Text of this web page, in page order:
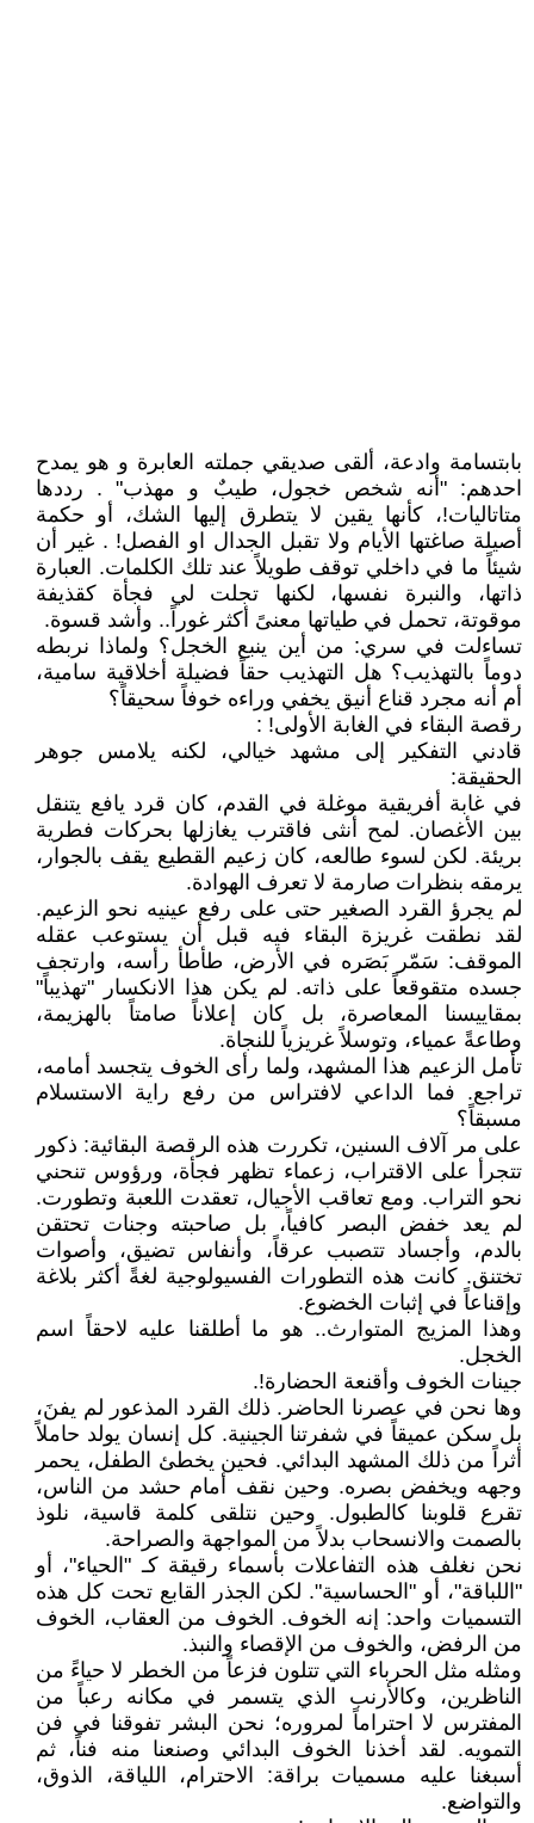
بابتسامة وادعة، ألقى صديقي جملته العابرة و هو يمدح
احدهم: "أنه شخص خجول، طيبٌ و مهذب" . رددها
متاتاليات!، كأنها يقين لا يتطرق إليها الشك، أو حكمة
أصيلة صاغتها الأيام ولا تقبل الجدال او الفصل! . غير أن
شيئاً ما في داخلي توقف طويلاً عند تلك الكلمات. العبارة
ذاتها، والنبرة نفسها، لكنها تجلت لي فجأة كقذيفة
موقوتة، تحمل في طياتها معنىً أكثر غوراً.. وأشد قسوة.
تساءلت في سري: من أين ينبع الخجل؟ ولماذا نربطه
دوماً بالتهذيب؟ هل التهذيب حقاً فضيلة أخلاقية سامية،
أم أنه مجرد قناع أنيق يخفي وراءه خوفاً سحيقاً؟
رقصة البقاء في الغابة الأولى! :
قادني التفكير إلى مشهد خيالي، لكنه يلامس جوهر
الحقيقة:
في غابة أفريقية موغلة في القدم، كان قرد يافع يتنقل
بين الأغصان. لمح أنثى فاقترب يغازلها بحركات فطرية
بريئة. لكن لسوء طالعه، كان زعيم القطيع يقف بالجوار،
يرمقه بنظرات صارمة لا تعرف الهوادة.
لم يجرؤ القرد الصغير حتى على رفع عينيه نحو الزعيم.
لقد نطقت غريزة البقاء فيه قبل أن يستوعب عقله
الموقف: سَمّر بَصَره في الأرض، طأطأ رأسه، وارتجف
جسده متقوقعاً على ذاته. لم يكن هذا الانكسار "تهذيباً"
بمقاييسنا المعاصرة، بل كان إعلاناً صامتاً بالهزيمة،
وطاعةً عمياء، وتوسلاً غريزياً للنجاة.
تأمل الزعيم هذا المشهد، ولما رأى الخوف يتجسد أمامه،
تراجع. فما الداعي لافتراس من رفع راية الاستسلام
مسبقاً؟
على مر آلاف السنين، تكررت هذه الرقصة البقائية: ذكور
تتجرأ على الاقتراب، زعماء تظهر فجأة، ورؤوس تنحني
نحو التراب. ومع تعاقب الأجيال، تعقدت اللعبة وتطورت.
لم يعد خفض البصر كافياً، بل صاحبته وجنات تحتقن
بالدم، وأجساد تتصبب عرقاً، وأنفاس تضيق، وأصوات
تختنق. كانت هذه التطورات الفسيولوجية لغةً أكثر بلاغة
وإقناعاً في إثبات الخضوع.
وهذا المزيج المتوارث.. هو ما أطلقنا عليه لاحقاً اسم
الخجل.
جينات الخوف وأقنعة الحضارة!.
وها نحن في عصرنا الحاضر. ذلك القرد المذعور لم يفنَ،
بل سكن عميقاً في شفرتنا الجينية. كل إنسان يولد حاملاً
أثراً من ذلك المشهد البدائي. فحين يخطئ الطفل، يحمر
وجهه ويخفض بصره. وحين نقف أمام حشد من الناس،
تقرع قلوبنا كالطبول. وحين نتلقى كلمة قاسية، نلوذ
بالصمت والانسحاب بدلاً من المواجهة والصراحة.
نحن نغلف هذه التفاعلات بأسماء رقيقة كـ "الحياء"، أو
"اللباقة"، أو "الحساسية". لكن الجذر القابع تحت كل هذه
التسميات واحد: إنه الخوف. الخوف من العقاب، الخوف
من الرفض، والخوف من الإقصاء والنبذ.
ومثله مثل الحرباء التي تتلون فزعاً من الخطر لا حياءً من
الناظرين، وكالأرنب الذي يتسمر في مكانه رعباً من
المفترس لا احتراماً لمروره؛ نحن البشر تفوقنا في فن
التمويه. لقد أخذنا الخوف البدائي وصنعنا منه فناً، ثم
أسبغنا عليه مسميات براقة: الاحترام، اللياقة، الذوق،
والتواضع.